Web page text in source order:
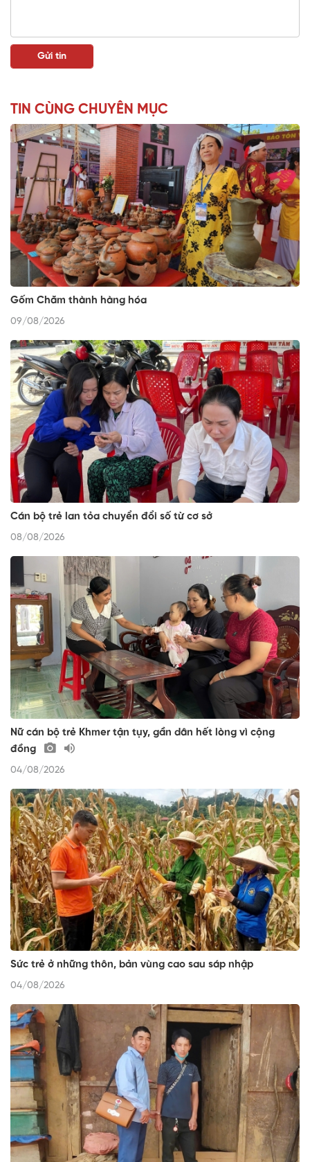
TIN CÙNG CHUYÊN MỤC
Gốm Chăm thành hàng hóa
09/08/2026
Cán bộ trẻ lan tỏa chuyển đổi số từ cơ sở
08/08/2026
Nữ cán bộ trẻ Khmer tận tụy, gần dân hết lòng vì cộng
đồng
04/08/2026
Sức trẻ ở những thôn, bản vùng cao sau sáp nhập
04/08/2026